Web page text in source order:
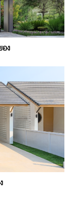
อง